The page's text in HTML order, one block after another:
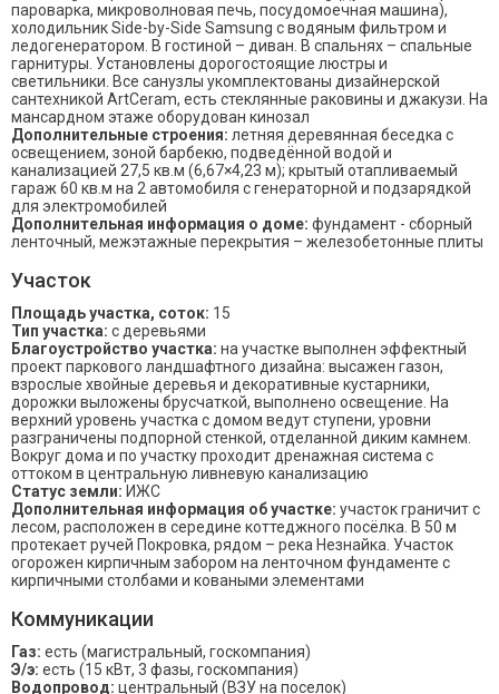
пароварка, микроволновая печь, посудомоечная машина),
холодильник Side-by-Side Samsung с водяным фильтром и
ледогенератором. В гостиной – диван. В спальнях – спальные
гарнитуры. Установлены дорогостоящие люстры и
светильники. Все санузлы укомплектованы дизайнерской
сантехникой ArtCeram, есть стеклянные раковины и джакузи. На
мансардном этаже оборудован кинозал
Дополнительные строения: летняя деревянная беседка с
освещением, зоной барбекю, подведённой водой и
канализацией 27,5 кв.м (6,67×4,23 м); крытый отапливаемый
гараж 60 кв.м на 2 автомобиля с генераторной и подзарядкой
для электромобилей
Дополнительная информация о доме: фундамент - сборный
ленточный, межэтажные перекрытия – железобетонные плиты
Участок
Площадь участка, соток: 15
Тип участка: с деревьями
Благоустройство участка: на участке выполнен эффектный
проект паркового ландшафтного дизайна: высажен газон,
взрослые хвойные деревья и декоративные кустарники,
дорожки выложены брусчаткой, выполнено освещение. На
верхний уровень участка с домом ведут ступени, уровни
разграничены подпорной стенкой, отделанной диким камнем.
Вокруг дома и по участку проходит дренажная система с
оттоком в центральную ливневую канализацию
Статус земли: ИЖС
Дополнительная информация об участке: участок граничит с
лесом, расположен в середине коттеджного посёлка. В 50 м
протекает ручей Покровка, рядом – река Незнайка. Участок
огорожен кирпичным забором на ленточном фундаменте с
кирпичными столбами и коваными элементами
Коммуникации
Газ: есть (магистральный, госкомпания)
Э/э: есть (15 кВт, 3 фазы, госкомпания)
Водопровод: центральный (ВЗУ на поселок)